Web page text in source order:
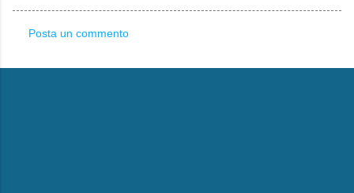
o
Posta un commento